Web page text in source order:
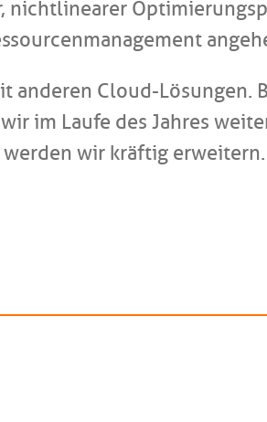
nichtlinearer
Cloud-Lösungen.
im Laufe des Jahres
werden wir kräftig erweitern.